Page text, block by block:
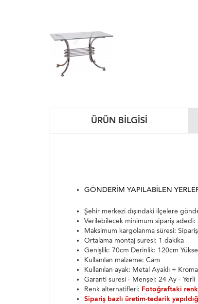
ÜRÜN BILGISI
GÖNDERIM YAPILABILEN
Şehir merkezi dışındaki ilçelere
Verilebilecek minimum sipariş adedi:
Maksimum kargolanma süresi:
Ortalama montaj süresi: 1 dakika
Genişlik: 70cm Derinlik: 120cm
Kullanılan malzeme: Cam
Kullanılan ayak: Metal Ayaklı +
Garanti süresi - Menşei: 24 Ay - Yerli
Renk alternatifleri: Fotoğraftaki
Sipariş bazlı üretim-tedarik